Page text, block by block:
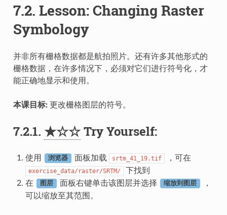
7.2. Lesson: Changing Raster
Symbology
并非所有栅格数据都是航拍照片。还有许多其他形式的
栅格数据，在许多情况下，必须对它们进行符号化，才
能正确地显示和使用。
本课目标:更改栅格图层的符号。
7.2.1. ★☆☆Try Yourself:
使用 浏览器 面板加载 srtm_41_19.tif ，可在
exercise_data/raster/SRTM/
下找到
在
图层 面板右键单击该图层并选择 缩放到图层
，
可以缩放至其范围。